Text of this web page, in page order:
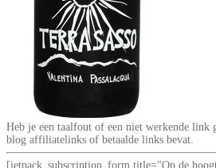
Heb je een taalfout of een niet werkende link
blog affiliatelinks of betaalde links bevat.
[jetpack_subscription_form title="Op de